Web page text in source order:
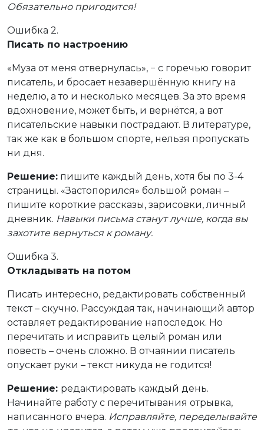
Обязательно пригодится!
Ошибка 2.
Писать по настроению
«Муза от меня отвернулась», − с горечью говорит
писатель, и бросает незавершённую книгу на
неделю, а то и несколько месяцев. За это время
вдохновение, может быть, и вернётся, а вот
писательские навыки пострадают. В литературе,
так же как в большом спорте, нельзя пропускать
ни дня.
Решение: пишите каждый день, хотя бы по 3-4
страницы. «Застопорился» большой роман –
пишите короткие рассказы, зарисовки, личный
дневник. Навыки письма станут лучше, когда вы
захотите вернуться к роману.
Ошибка 3.
Откладывать на потом
Писать интересно, редактировать собственный
текст – скучно. Рассуждая так, начинающий автор
оставляет редактирование напоследок. Но
перечитать и исправить целый роман или
повесть – очень сложно. В отчаянии писатель
опускает руки – текст никуда не годится!
Решение: редактировать каждый день.
Начинайте работу с перечитывания отрывка,
написанного вчера. Исправляйте, переделывайте